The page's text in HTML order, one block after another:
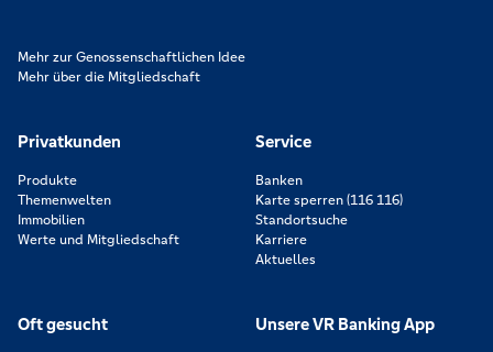
Mehr zur Genossenschaftlichen Idee
Mehr über die Mitgliedschaft
Privatkunden
Produkte
Themenwelten
Immobilien
Werte und Mitgliedschaft
Service
Banken
Karte sperren (116 116)
Standortsuche
Karriere
Aktuelles
Oft gesucht Unsere VR Banking App